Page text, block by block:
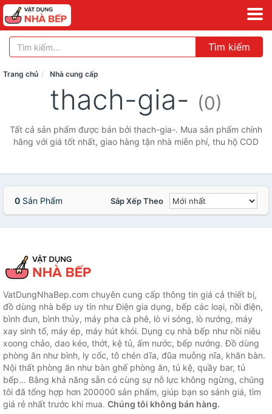
Tìm kiếm
Trang chủ Nhà cung cấp
thach-gia- (0)
Tất cả sản phẩm được bán bởi thach-gia-. Mua sản phẩm chính
hãng với giá tốt nhất, giao hàng tận nhà miễn phí, thu hộ COD
0 Sản Phẩm Sắp Xếp Theo
VatDungNhaBep.com chuyên cung cấp thông tin giá cả thiết bị,
đồ dùng nhà bếp uy tín như Điện gia dụng, bếp các loại, nồi điện,
bình đun, bình thủy, máy pha cà phê, lò vi sóng, lò nướng, máy
xay sinh tố, máy ép, máy hút khói. Dụng cụ nhà bếp như nồi niêu
xoong chảo, dao kéo, thớt, kệ tủ, ấm nước, bếp nướng. Đồ dùng
phòng ăn như bình, ly cốc, tô chén dĩa, đũa muỗng nĩa, khăn bàn.
Nội thất phòng ăn như bàn ghế phòng ăn, tủ kệ, quầy bar, tủ
bếp... Bằng khả năng sẵn có cùng sự nỗ lực không ngừng, chúng
tôi đã tổng hợp hơn 200000 sản phẩm, giúp bạn so sánh giá, tìm
giá rẻ nhất trước khi mua. Chúng tôi không bán hàng.